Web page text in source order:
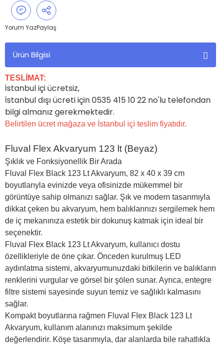
Yorum YazPaylaş
Ürün Bilgisi
TESLİMAT:
İstanbul içi ücretsiz,
İstanbul dışı ücreti için 0535 415 10 22 no'lu telefondan
bilgi almanız gerekmektedir.
Belirtilen ücret mağaza ve İstanbul içi teslim fiyatıdır.
Fluval Flex Akvaryum 123 lt (Beyaz)
Şıklık ve Fonksiyonellik Bir Arada
Fluval Flex Black 123 Lt Akvaryum, 82 x 40 x 39 cm
boyutlarıyla evinizde veya ofisinizde mükemmel bir
görüntüye sahip olmanızı sağlar. Şık ve modern tasarımıyla
dikkat çeken bu akvaryum, hem balıklarınızı sergilemek hem
de iç mekanınıza estetik bir dokunuş katmak için ideal bir
seçenektir.
Fluval Flex Black 123 Lt Akvaryum, kullanıcı dostu
özellikleriyle de öne çıkar. Önceden kurulmuş LED
aydınlatma sistemi, akvaryumunuzdaki bitkilerin ve balıkların
renklerini vurgular ve görsel bir şölen sunar. Ayrıca, entegre
filtre sistemi sayesinde suyun temiz ve sağlıklı kalmasını
sağlar.
Kompakt boyutlarına rağmen Fluval Flex Black 123 Lt
Akvaryum, kullanım alanınızı maksimum şekilde
değerlendirir. Köşe tasarımıyla, dar alanlarda bile rahatlıkla